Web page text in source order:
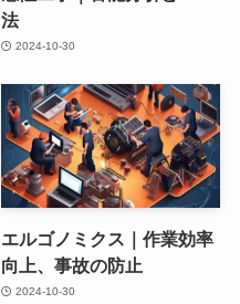
法
2024-10-30
エルゴノミクス｜作業効率
向上、事故の防止
2024-10-30